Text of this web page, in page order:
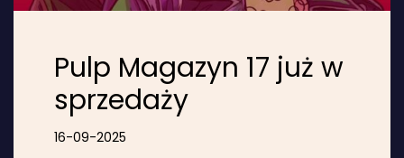
Pulp Magazyn 17 już w
sprzedaży
16-09-2025